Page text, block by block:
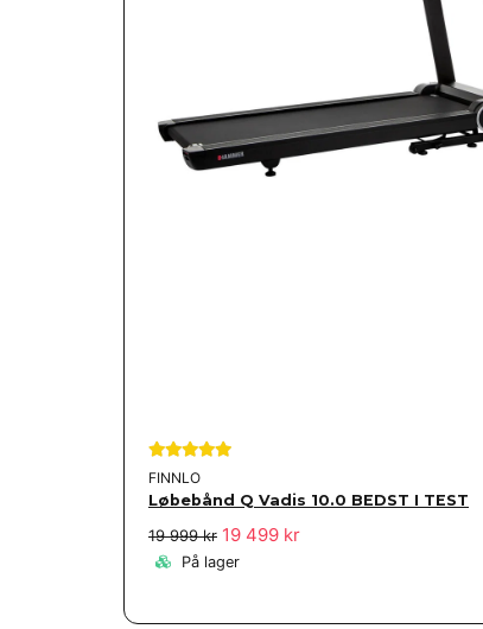
FINNLO
Løbebånd Q Vadis 10.0 BEDST I TEST
19 999 kr 19 499 kr
På lager